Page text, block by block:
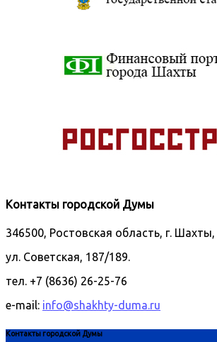
Контакты городской Думы
346500, Ростовская область, г. Шахты,
ул. Советская, 187/189.
тел. +7 (8636) 26-25-76
e-mail: info@shakhty-duma.ru
Контакты городской Думы